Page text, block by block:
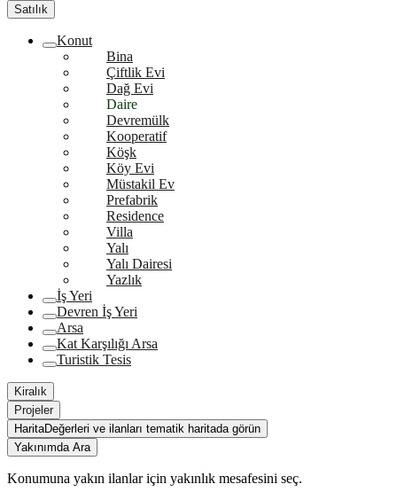
Satılık
Konut
Bina
Çiftlik Evi
Dağ Evi
Daire
Devremülk
Kooperatif
Köşk
Köy Evi
Müstakil Ev
Prefabrik
Residence
Villa
Yalı
Yalı Dairesi
Yazlık
İş Yeri
Devren İş Yeri
Arsa
Kat Karşılığı Arsa
Turistik Tesis
Kiralık
Projeler
HaritaDeğerleri ve ilanları tematik haritada görün
Yakınımda Ara
Konumuna yakın ilanlar için yakınlık mesafesini seç.